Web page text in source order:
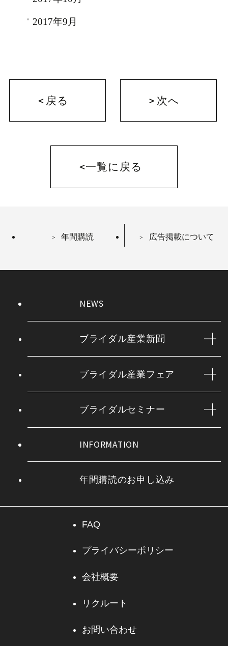
2017年9月
戻る 次へ
一覧に戻る
年間購読 広告掲載について
NEWS
ブライダル産業新聞
ブライダル産業フェア
ブライダルセミナー
INFORMATION
年間購読のお申し込み
FAQ
プライバシーポリシー
会社概要
リクルート
お問い合わせ